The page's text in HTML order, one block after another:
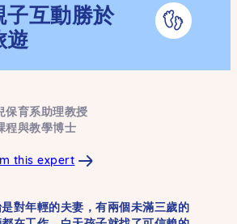
子互動勝於
遊
保育系助理教授
程與教學博士
this expert
年輕的夫妻，有兩個未滿三歲的